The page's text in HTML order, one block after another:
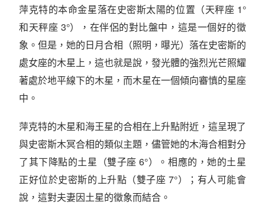
萍克特的本命金星落在史密斯太陽的位置（天秤座 1°
和天秤座 3°），在伴侶的對比盤中，這是一個好的徵
象。但是，她的日月合相（照明，曝光）落在史密斯的
處女座的木星上，這也就是說，發光體的強烈光芒照耀
著處於地平線下的木星，而木星在一個傾向審慎的星座
中。
萍克特的木星和海王星的合相在上升點附近，這呈現了
與史密斯木冥合相的類似主題，儘管她的木海合相對分
了其下降點的土星（雙子座 6°）。相應的，她的土星
正好位於史密斯的上升點（雙子座 7°）；有人可能會
說，這對夫妻因土星的徵象而結合。